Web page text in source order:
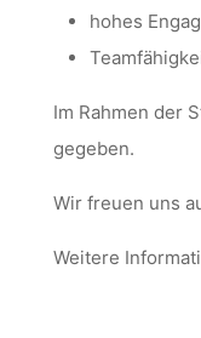
hohes
Im Rahmen der
gegeben.
Wir freuen uns
Weitere